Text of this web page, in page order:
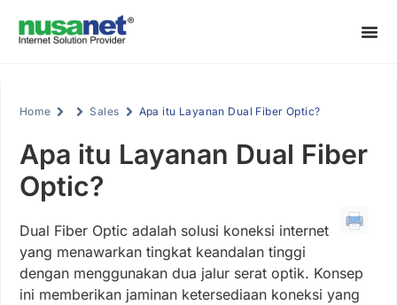
Home Sales Apa itu Layanan Dual Fiber Optic?
Apa itu Layanan Dual Fiber
Optic?
Dual Fiber Optic adalah solusi koneksi internet
yang menawarkan tingkat keandalan tinggi
dengan menggunakan dua jalur serat optik. Konsep
ini memberikan jaminan ketersediaan koneksi yang